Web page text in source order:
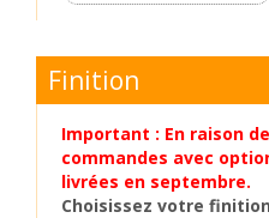
Finition
Important : En raison
commandes avec
livrées en septembre.
Choisissez votre